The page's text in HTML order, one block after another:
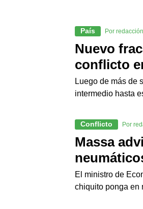
País Por redacción
Nuevo
conflicto
Luego de más de
intermedio hasta
Conflicto Por
Massa
El ministro de
chiquito ponga en